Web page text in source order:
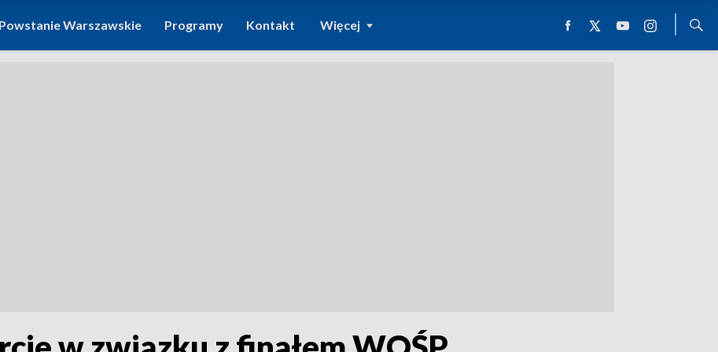
Powstanie Warszawskie Programy Kontakt Więcej